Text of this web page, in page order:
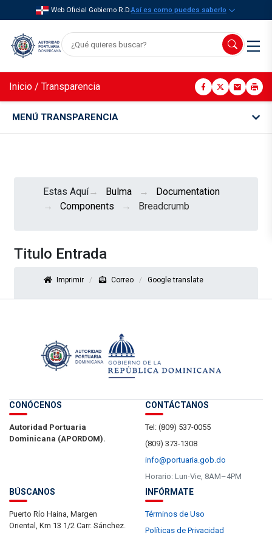
Web Oficial Gobierno R.D.Así es como puedes saberlo
Inicio / Transparencia
MENÚ TRANSPARENCIA
Estas Aquí Bulma
Documentation
Components
Breadcrumb
Titulo Entrada
Imprimir Correo Google translate
CONÓCENOS
Autoridad Portuaria
Dominicana (APORDOM).
CONTÁCTANOS
Tel: (809) 537-0055
(809) 373-1308
info@portuaria.gob.do
Horario: Lun-Vie, 8AM–4PM
BÚSCANOS
Puerto Río Haina, Margen
Oriental, Km 13 1/2 Carr. Sánchez.
INFÓRMATE
Términos de Uso
Políticas de Privacidad